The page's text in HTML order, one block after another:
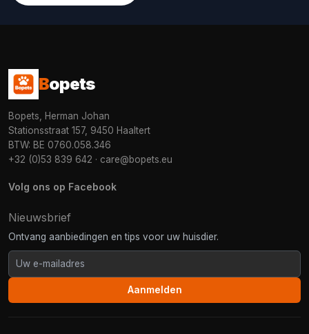
Bopets
Bopets, Herman Johan
Stationsstraat 157, 9450 Haaltert
BTW: BE 0760.058.346
+32 (0)53 839 642 · care@bopets.eu
Volg ons op Facebook
Nieuwsbrief
Ontvang aanbiedingen en tips voor uw huisdier.
Aanmelden